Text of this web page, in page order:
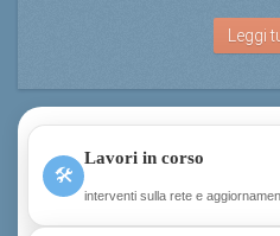
Leggi
🛠
Lavori in corso
interventi sulla rete e